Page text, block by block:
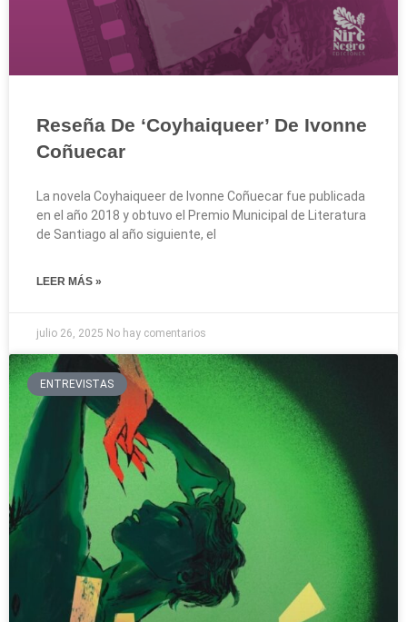
Reseña De ‘Coyhaiqueer’ De Ivonne
Coñuecar
La novela Coyhaiqueer de Ivonne Coñuecar fue publicada
en el año 2018 y obtuvo el Premio Municipal de Literatura
de Santiago al año siguiente, el
LEER MÁS »
julio 26, 2025 No hay comentarios
ENTREVISTAS